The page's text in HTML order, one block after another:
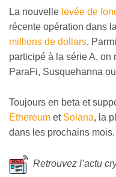
La nouvelle levée de
récente opération dans
millions de dollars.
participé à la série A, on
ParaFi, Susquehanna
Toujours en beta et
Ethereum et Solana, la
dans les prochains mois.
Retrouvez l’actu